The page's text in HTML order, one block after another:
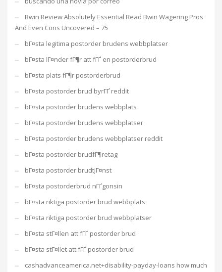
Bwin Review Absolutely Essential Read Bwin Wagering Pros
And Even Cons Uncovered – 75
bГ¤sta legitima postorder brudens webbplatser
bГ¤sta lГ¤nder fГ¶r att fГҐ en postorderbrud
bГ¤sta plats fГ¶r postorderbrud
bГ¤sta postorder brud byrГҐ reddit
bГ¤sta postorder brudens webbplats
bГ¤sta postorder brudens webbplatser
bГ¤sta postorder brudens webbplatser reddit
bГ¤sta postorder brudfГ¶retag
bГ¤sta postorder brudtjГ¤nst
bГ¤sta postorderbrud nГҐgonsin
bГ¤sta riktiga postorder brud webbplats
bГ¤sta riktiga postorder brud webbplatser
bГ¤sta stГ¤llen att fГҐ postorder brud
bГ¤sta stГ¤llet att fГҐ postorder brud
cashadvanceamerica.net+disability-payday-loans how much